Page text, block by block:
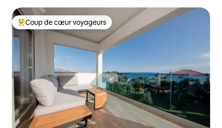
Coups de cœur voyageurs les plus appréciés
Coup de cœur voyageurs